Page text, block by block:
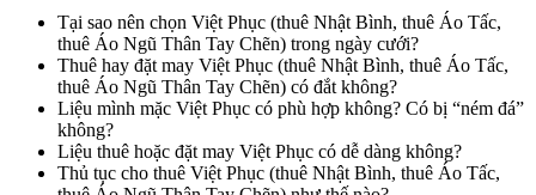
Tại sao nên chọn Việt Phục (thuê Nhật Bình, thuê Áo Tấc,
thuê Áo Ngũ Thân Tay Chẽn) trong ngày cưới?
Thuê hay đặt may Việt Phục (thuê Nhật Bình, thuê Áo Tấc,
thuê Áo Ngũ Thân Tay Chẽn) có đắt không?
Liệu mình mặc Việt Phục có phù hợp không? Có bị “ném đá”
không?
Liệu thuê hoặc đặt may Việt Phục có dễ dàng không?
Thủ tục cho thuê Việt Phục (thuê Nhật Bình, thuê Áo Tấc,